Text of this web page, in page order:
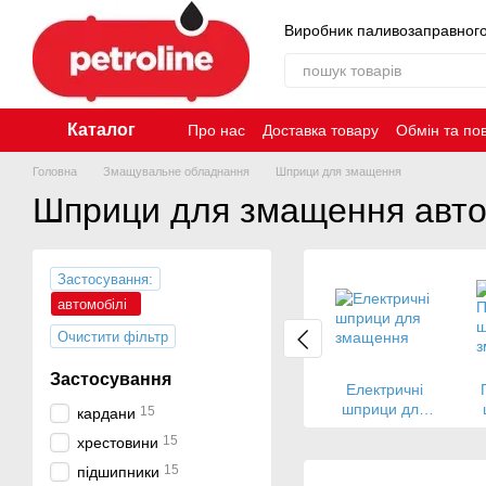
Перейти до основного контенту
Виробник
Каталог Про нас Доставка товару
Обмін та
Контакти
Головна Змащувальне обладнання Шприци для змащення
Шприци для змащення авто
Електричні
шприци для
Застосування:
автомобілі
Очистити фільтр
Застосування
кардани 15
хрестовини 15
підшипники 15